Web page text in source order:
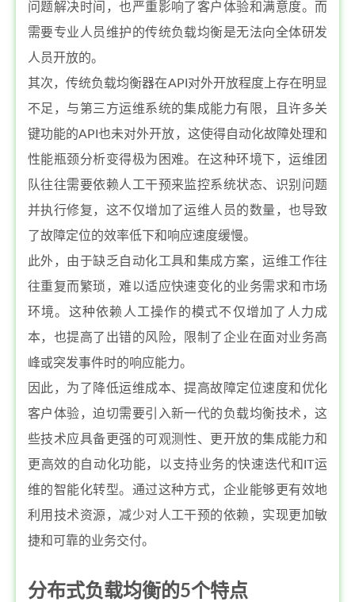
问题解决时间，也严重影响了客户体验和满意度。而
需要专业人员维护的传统负载均衡是无法向全体研发
人员开放的。
其次，传统负载均衡器在API对外开放程度上存在明显
不足，与第三方运维系统的集成能力有限，且许多关
键功能的API也未对外开放，这使得自动化故障处理和
性能瓶颈分析变得极为困难。在这种环境下，运维团
队往往需要依赖人工干预来监控系统状态、识别问题
并执行修复，这不仅增加了运维人员的数量，也导致
了故障定位的效率低下和响应速度缓慢。
此外，由于缺乏自动化工具和集成方案，运维工作往
往重复而繁琐，难以适应快速变化的业务需求和市场
环境。这种依赖人工操作的模式不仅增加了人力成
本，也提高了出错的风险，限制了企业在面对业务高
峰或突发事件时的响应能力。
因此，为了降低运维成本、提高故障定位速度和优化
客户体验，迫切需要引入新一代的负载均衡技术，这
些技术应具备更强的可观测性、更开放的集成能力和
更高效的自动化功能，以支持业务的快速迭代和IT运
维的智能化转型。通过这种方式，企业能够更有效地
利用技术资源，减少对人工干预的依赖，实现更加敏
捷和可靠的业务交付。
分布式负载均衡的5个特点